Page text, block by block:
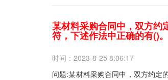
某材料采购合同中，双方约
符，下述作法中正确的有()。
时间：2023-8-25 8:06:17
问题:某材料采购合同中，双方约定